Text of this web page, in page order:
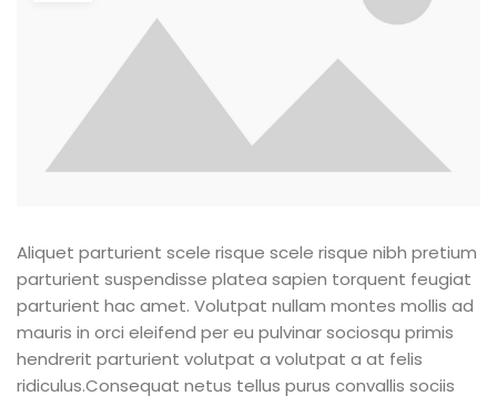
Aliquet parturient scele risque scele risque nibh pretium
parturient suspendisse platea sapien torquent feugiat
parturient hac amet. Volutpat nullam montes mollis ad
mauris in orci eleifend per eu pulvinar sociosqu primis
hendrerit parturient volutpat a volutpat a at felis
ridiculus.Consequat netus tellus purus convallis sociis